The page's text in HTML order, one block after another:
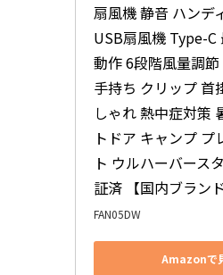
扇風機 静音 ハンデ
USB扇風機 Type-C
動作 6段階風量調
手持ち クリップ 首
しゃれ 熱中症対策
トドア キャンプ プ
ト ウルハーバース
証済 【国内ブランド
FAN05DW
Amazonで